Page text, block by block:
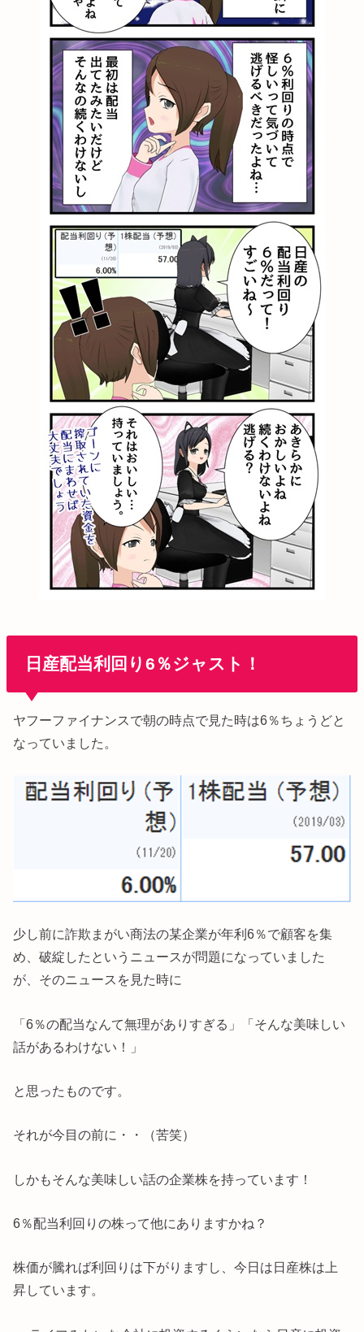
日産配当利回り6％ジャスト！
ヤフーファイナンスで朝の時点で見た時は6％ちょうどと
なっていました。
少し前に詐欺まがい商法の某企業が年利6％で顧客を集
め、破綻したというニュースが問題になっていました
が、そのニュースを見た時に
「6％の配当なんて無理がありすぎる」「そんな美味しい
話があるわけない！」
と思ったものです。
それが今目の前に・・（苦笑）
しかもそんな美味しい話の企業株を持っています！
6％配当利回りの株って他にありますかね？
株価が騰れば利回りは下がりますし、今日は日産株は上
昇しています。